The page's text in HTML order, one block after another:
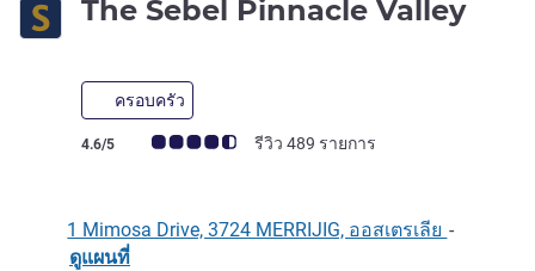
The Sebel Pinnacle Valley4 ดา
ครอบครัว
คะแนนความคิดเห็นจากแขก (เรทติ้งบน ALL)
4.6/5 รีวิว 489 รายการ
1 Mimosa Drive, 3724 MERRIJIG, ออสเตรเลีย -
ดูแผนที่